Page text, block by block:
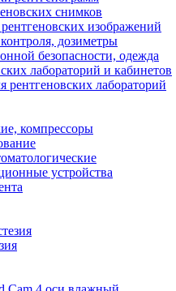
снимков
изображений
дозиметры
безопасности, одежда
лабораторий и кабинетов
рентгеновских лабораторий
компрессоры
устройства